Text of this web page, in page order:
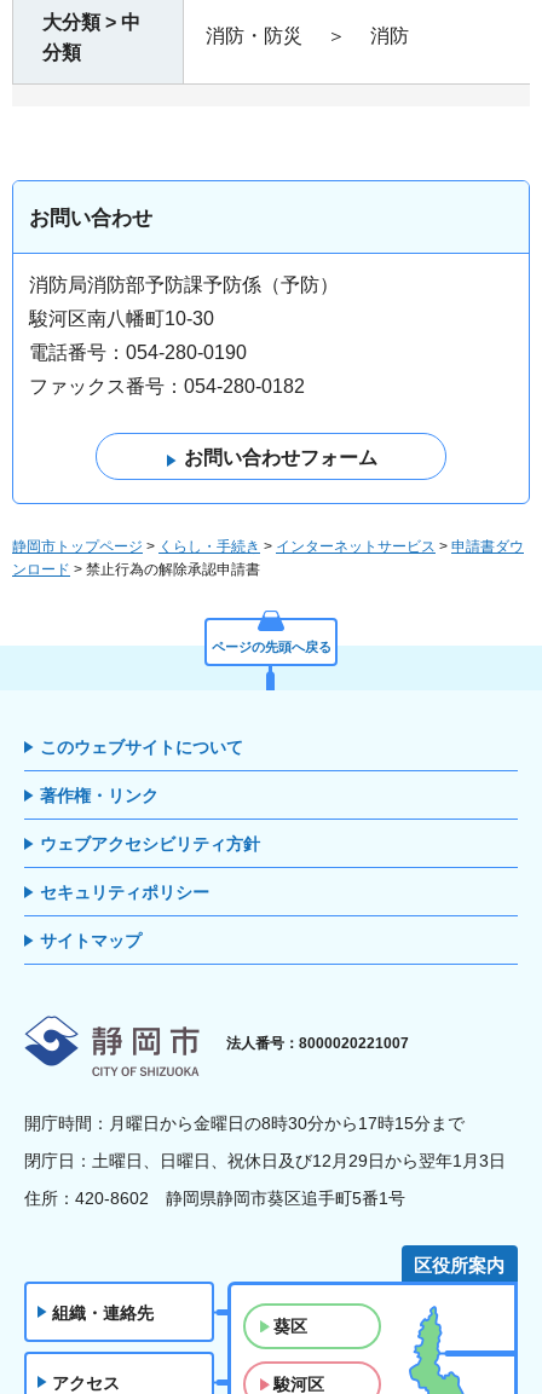
大分類 > 中
分類
消防・防災 ＞ 消防
お問い合わせ
消防局消防部予防課予防係（予防）
駿河区南八幡町10-30
電話番号：054-280-0190
ファックス番号：054-280-0182
静岡市トップページ > くらし・手続き > インターネットサービス > 申請書ダウ
ンロード > 禁止行為の解除承認申請書
ページの先頭へ戻る
このウェブサイトについて
著作権・リンク
ウェブアクセシビリティ方針
セキュリティポリシー
サイトマップ
静岡市
法人番号：8000020221007
開庁時間：月曜日から金曜日の8時30分から17時15分まで
閉庁日：土曜日、日曜日、祝休日及び12月29日から翌年1月3日
住所：420-8602 静岡県静岡市葵区追手町5番1号
組織・連絡先
アクセス
区役所案内
葵区
駿河区